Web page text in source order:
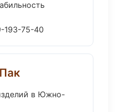
193-75-40
в Южно-